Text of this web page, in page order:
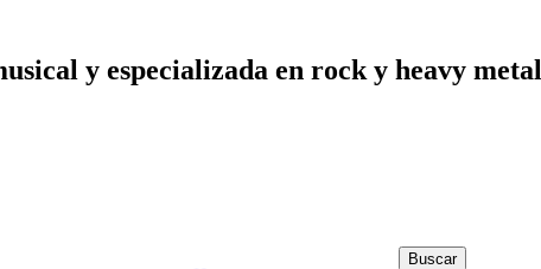
y especializada en rock y heavy metal